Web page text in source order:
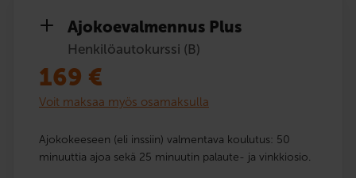
Ajokoe­valmennus Plus
Henkilöautokurssi (B)
169 €
Voit maksaa myös osamaksulla
Ajokokeeseen (eli inssiin) valmentava koulutus: 50
minuuttia ajoa sekä 25 minuutin palaute- ja vinkkiosio.